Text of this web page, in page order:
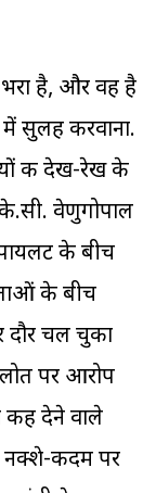
भरा है, और वह है
सुलह करवाना.
की देख-रेख के
वेणुगोपाल
के बीच
के बीच
दौर चल चुका
पर आरोप
कह देने वाले
नक्शे-कदम पर